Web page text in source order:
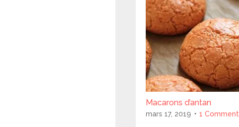
Macarons d’antan
mars 17, 2019 1 Comment